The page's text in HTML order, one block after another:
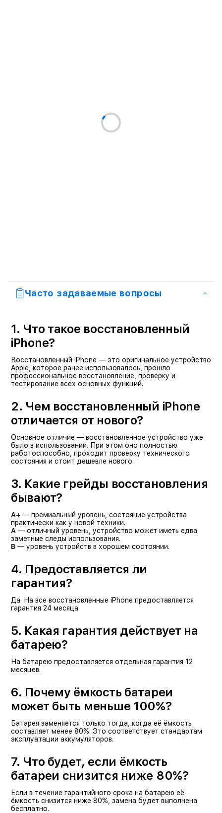
Часто задаваемые вопросы
1. Что такое восстановленный
iPhone?
Восстановленный iPhone — это оригинальное устройство
Apple, которое ранее использовалось, прошло
профессиональное восстановление, проверку и
тестирование всех основных функций.
2. Чем восстановленный iPhone
отличается от нового?
Основное отличие — восстановленное устройство уже
было в использовании. При этом оно полностью
работоспособно, проходит проверку технического
состояния и стоит дешевле нового.
3. Какие грейды восстановления
бывают?
A+ — премиальный уровень, состояние устройства
практически как у новой техники.
A — отличный уровень, устройство может иметь едва
заметные следы использования.
B — уровень устройств в хорошем состоянии.
4. Предоставляется ли
гарантия?
Да. На все восстановленные iPhone предоставляется
гарантия 24 месяца.
5. Какая гарантия действует на
батарею?
На батарею предоставляется отдельная гарантия 12
месяцев.
6. Почему ёмкость батареи
может быть меньше 100%?
Батарея заменяется только тогда, когда её ёмкость
составляет менее 80%. Это соответствует стандартам
эксплуатации аккумуляторов.
7. Что будет, если ёмкость
батареи снизится ниже 80%?
Если в течение гарантийного срока на батарею её
ёмкость снизится ниже 80%, замена будет выполнена
бесплатно.